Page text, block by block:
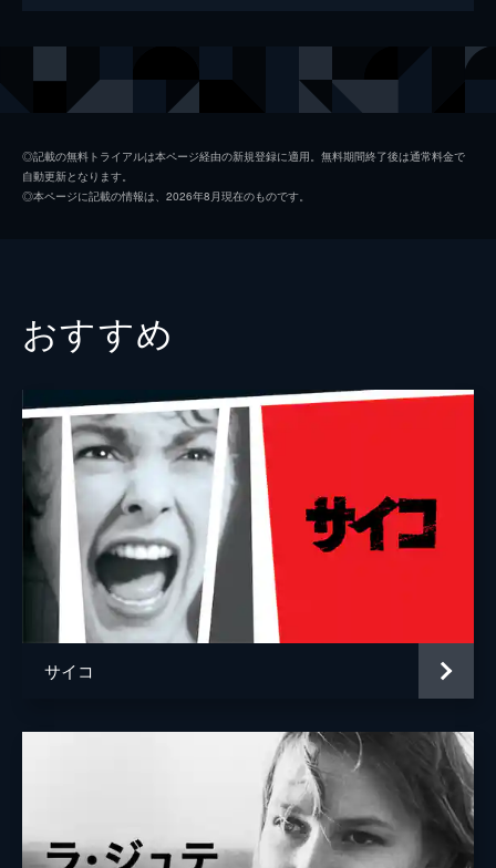
ヴェルナー・クラウス
エリッヒ・ポマー
◎記載の無料トライアルは本ページ経由の新規登録に適用。無料期間終了後は通常料金で
自動更新となります。
◎本ページに記載の情報は、2026年8月現在のものです。
おすすめ
サイコ